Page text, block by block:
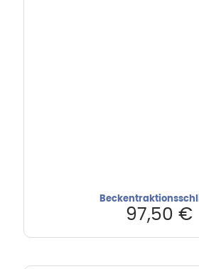
97,50 €